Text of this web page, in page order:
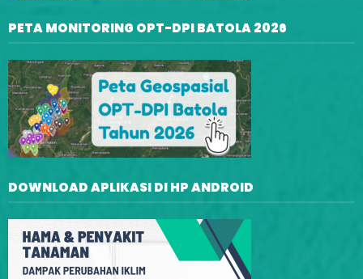
PETA MONITORING OPT-DPI BATOLA 2026
DOWNLOAD APLIKASI DI HP ANDROID